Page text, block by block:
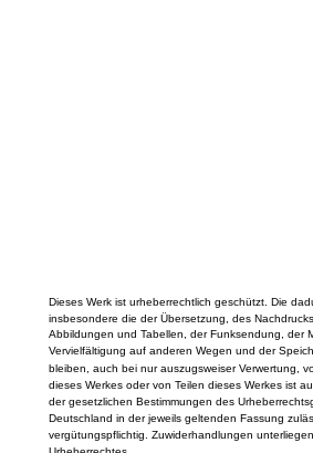
Dieses Werk ist urheberrechtlich geschützt. Die
insbesondere die der Übersetzung, des
Abbildungen und Tabellen, der Funksendung, der
Vervielfältigung auf anderen Wegen und der
bleiben, auch bei nur auszugsweiser Verwertung,
dieses Werkes oder von Teilen dieses Werkes ist
der gesetzlichen Bestimmungen des
Deutschland in der jeweils geltenden Fassung
vergütungspflichtig. Zuwiderhandlungen